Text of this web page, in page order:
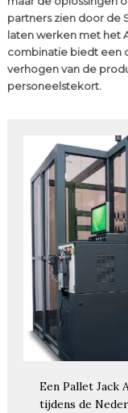
partners zien door de
laten werken met het
combinatie biedt een
verhogen van de
personeelstekort.
Een Pallet Jack
tijdens de